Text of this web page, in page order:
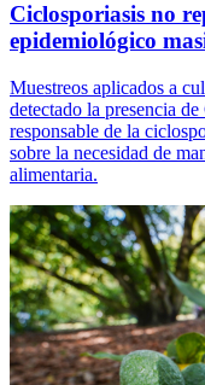
Ciclosporiasis no
epidemiológico
Muestreos aplicados a
detectado la presencia
responsable de la
sobre la necesidad de
alimentaria.